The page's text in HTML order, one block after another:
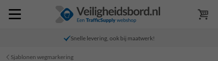
Snelle levering, ook bij maatwerk!
Sjablonen wegmarkering